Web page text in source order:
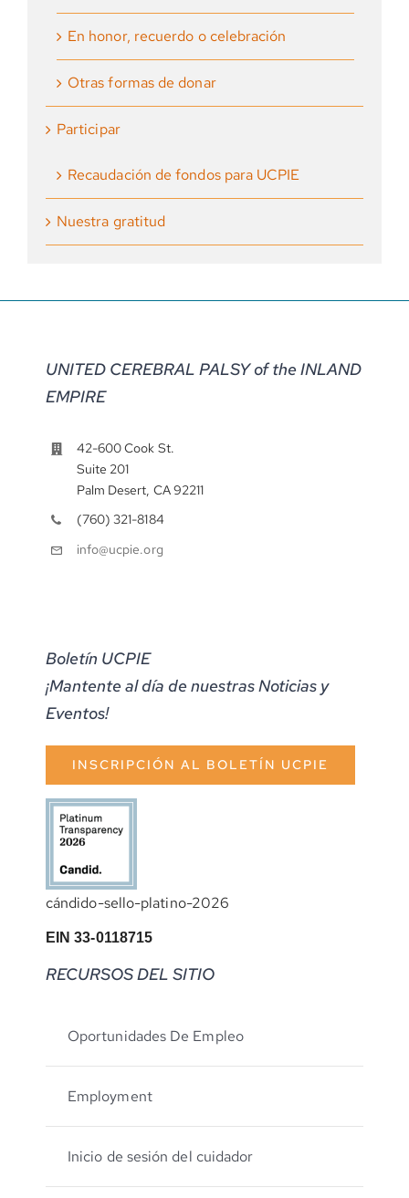
En honor, recuerdo o celebración
Otras formas de donar
Participar
Recaudación de fondos para UCPIE
Nuestra gratitud
UNITED CEREBRAL PALSY of the INLAND
EMPIRE
42-600 Cook St.
Suite 201
Palm Desert, CA 92211
(760) 321-8184
info@ucpie.org
Boletín UCPIE
¡Mantente al día de nuestras Noticias y
Eventos!
INSCRIPCIÓN AL BOLETÍN UCPIE
cándido-sello-platino-2026
EIN 33-0118715
RECURSOS DEL SITIO
Oportunidades De Empleo
Employment
Inicio de sesión del cuidador